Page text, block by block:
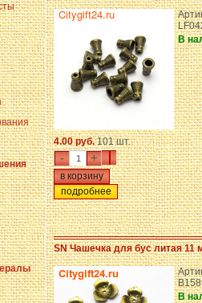
В
4.00 руб.101 шт.
- +
подробнее
SN Чашечка для бус литая 11
В